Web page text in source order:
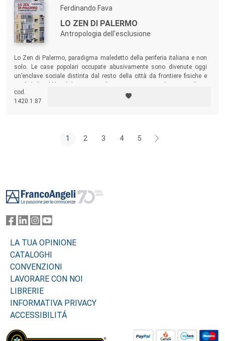
Ferdinando Fava
LO ZEN DI PALERMO
Antropologia dell'esclusione
Lo Zen di Palermo, paradigma maledetto della periferia italiana e non
solo. Le case popolari occupate abusivamente sono divenute oggi
un’enclave sociale distinta dal resto della città da frontiere fisiche e
per sette anni tra le maglie dell’esclusione.
cod.
1420.1.87
1 2 3 4 5
LA TUA OPINIONE
CATALOGHI
CONVENZIONI
LAVORARE CON NOI
LIBRERIE
INFORMATIVA PRIVACY
ACCESSIBILITÁ